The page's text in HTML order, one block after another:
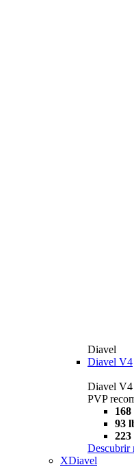
Diavel
Diavel V4
Diavel V4
PVP
93
Descubrir
XDiavel